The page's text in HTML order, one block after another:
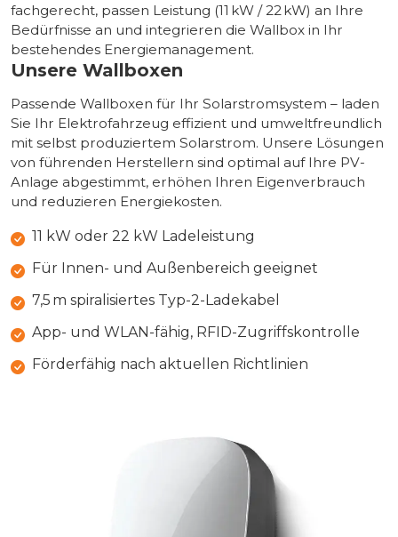
fachgerecht, passen Leistung (11 kW / 22 kW) an Ihre
Bedürfnisse an und integrieren die Wallbox in Ihr
bestehendes Energiemanagement.
Unsere Wallboxen
Passende Wallboxen für Ihr Solarstromsystem – laden
Sie Ihr Elektrofahrzeug effizient und umweltfreundlich
mit selbst produziertem Solarstrom. Unsere Lösungen
von führenden Herstellern sind optimal auf Ihre PV-
Anlage abgestimmt, erhöhen Ihren Eigenverbrauch
und reduzieren Energiekosten.
11 kW oder 22 kW Ladeleistung
Für Innen- und Außenbereich geeignet
7,5 m spiralisiertes Typ-2-Ladekabel
App- und WLAN-fähig, RFID-Zugriffskontrolle
Förderfähig nach aktuellen Richtlinien